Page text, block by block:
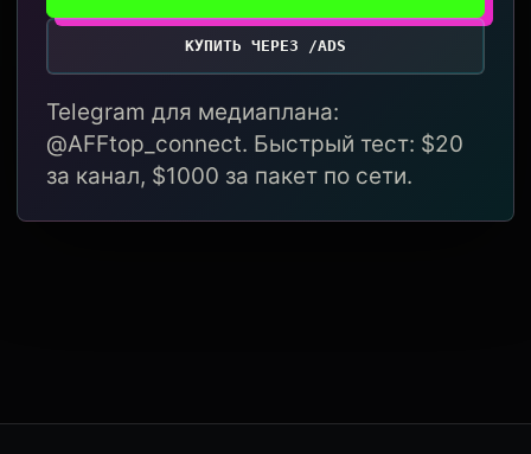
КУПИТЬ ЧЕРЕЗ /ADS
Telegram для медиаплана:
@AFFtop_connect. Быстрый тест: $20
за канал, $1000 за пакет по сети.